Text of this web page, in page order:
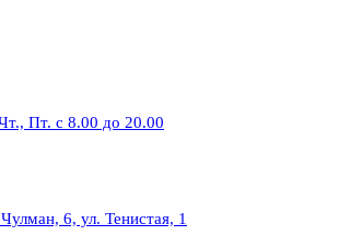
Пт. с 8.00 до 20.00
6, ул. Тенистая, 1